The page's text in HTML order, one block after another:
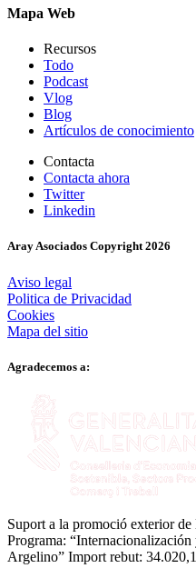
Mapa Web
Recursos
Todo
Podcast
Vlog
Blog
Artículos de conocimiento
Contacta
Contacta ahora
Twitter
Linkedin
Aray Asociados Copyright 2026
Aviso legal
Politica de Privacidad
Cookies
Mapa del sitio
Agradecemos a:
Suport a la promoció exterior
Programa:
Argelino” Import rebut: